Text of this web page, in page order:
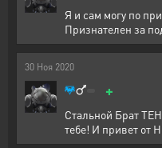
Я и сам могу по
Признателен за
30 Ноя 2020
+
Стальной Брат
тебе! И привет от